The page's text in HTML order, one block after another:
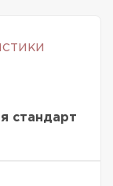
стандарт